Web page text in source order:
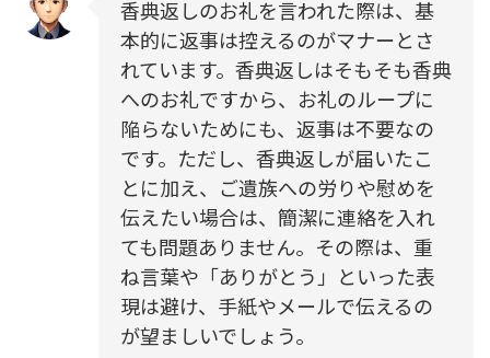
香典返しのお礼を言われた際は、基
本的に返事は控えるのがマナーとさ
れています。香典返しはそもそも香典
へのお礼ですから、お礼のループに
陥らないためにも、返事は不要なの
です。ただし、香典返しが届いたこ
とに加え、ご遺族への労りや慰めを
伝えたい場合は、簡潔に連絡を入れ
ても問題ありません。その際は、重
ね言葉や「ありがとう」といった表
現は避け、手紙やメールで伝えるの
が望ましいでしょう。